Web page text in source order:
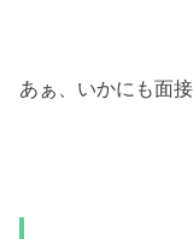
あぁ、いかにも面接